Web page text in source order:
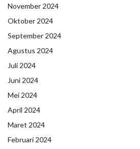
November 2024
Oktober 2024
September 2024
Agustus 2024
Juli 2024
Juni 2024
Mei 2024
April 2024
Maret 2024
Februari 2024